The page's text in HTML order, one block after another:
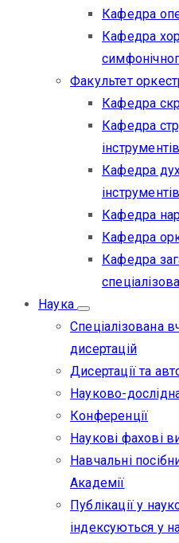
Кафедра
Кафедра
Факультет
Кафедра
Кафедра
інструментів
Кафедра
інструментів
Кафедра
Кафедра
Кафедра
Наука
Спеціалізована
дисертацій
Дисертації та
Науково-
Конференції
Наукові фахові
Навчальні
Академії
Публікації у
індексуються у